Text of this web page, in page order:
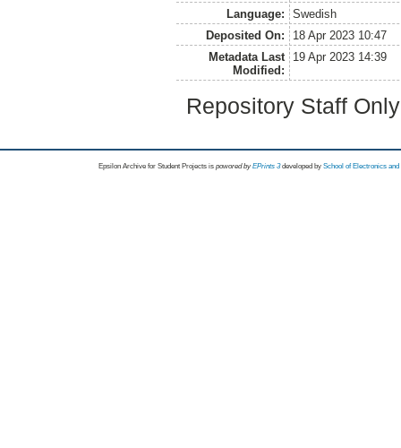
Language:
Swedish
Deposited On:
18 Apr 2023 10:47
Metadata Last
Modified:
19 Apr 2023 14:39
Repository Staff
Epsilon Archive for Student Projects is powored byEPrints 3 developed by School of Electronics